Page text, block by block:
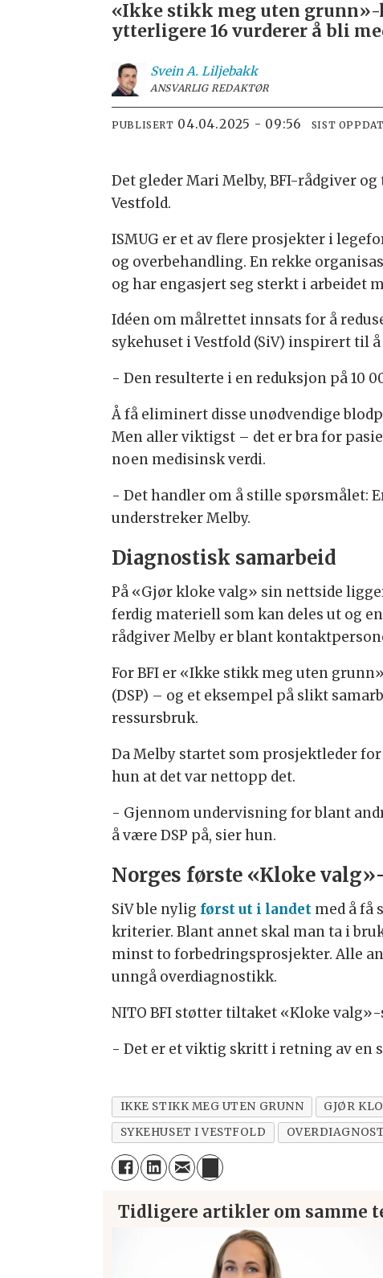
«Ikke stikk meg uten grunn»-
ytterligere 16 vurderer å bli
Svein A. Liljebakk
ANSVARLIG REDAKTØR
PUBLISERT 04.04.2025 - 09:56 SIST
Det gleder Mari Melby, BFI-rådgiver
Vestfold.
ISMUG er et av flere prosjekter i
og overbehandling. En rekke
og har engasjert seg sterkt i arbeidet
Idéen om målrettet innsats for å
sykehuset i Vestfold (SiV) inspirert til
- Den resulterte i en reduksjon på 10
Å få eliminert disse unødvendige
Men aller viktigst – det er bra for
noen medisinsk verdi.
- Det handler om å stille spørsmålet:
understreker Melby.
Diagnostisk samarbeid
På «Gjør kloke valg» sin nettside
ferdig materiell som kan deles ut og
rådgiver Melby er blant
For BFI er «Ikke stikk meg uten
(DSP) – og et eksempel på slikt
ressursbruk.
Da Melby startet som prosjektleder
hun at det var nettopp det.
- Gjennom undervisning for blant
å være DSP på, sier hun.
Norges første «Kloke
SiV ble nylig først ut i landet med å få
kriterier. Blant annet skal man ta i
minst to forbedringsprosjekter. Alle
unngå overdiagnostikk.
NITO BFI støtter tiltaket «Kloke valg»-
- Det er et viktig skritt i retning av en
IKKE STIKK MEG UTEN GRUNN GJØR
SYKEHUSET I VESTFOLD
Tidligere artikler om samme